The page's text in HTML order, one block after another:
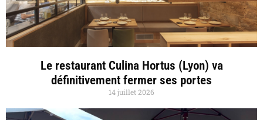
Le restaurant Culina Hortus (Lyon) va
définitivement fermer ses portes
14 juillet 2026